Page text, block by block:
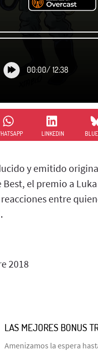
00:00/ 12:38
LINKEDIN
y emitido
Best, el premio a
entre
2018
LAS MEJORES BONUS
Amenizamos la espera